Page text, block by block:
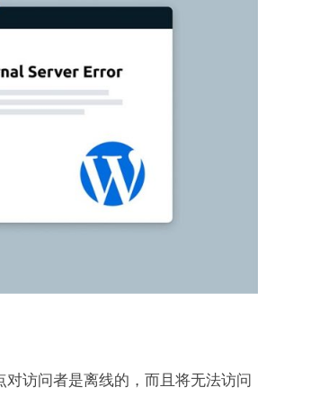
对访问者是离线的，而且 将无法访问